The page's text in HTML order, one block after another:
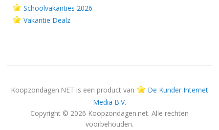
Schoolvakanties 2026
Vakantie Dealz
Koopzondagen.NET is een product van
De Kunder Internet
Media B.V.
Copyright © 2026 Koopzondagen.net. Alle rechten
voorbehouden.